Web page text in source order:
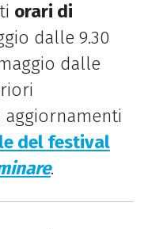
orari di
dalle 9.30
dalle
del festival
.